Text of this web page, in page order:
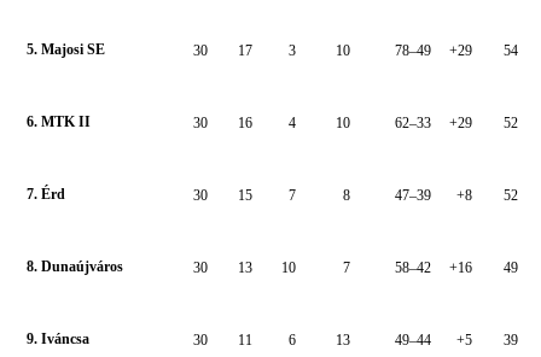
5. Majosi SE 30 17 3 10 78–49 +29 54
6. MTK II 30 16 4 10 62–33 +29 52
7. Érd 30 15 7 8 47–39 +8 52
8. Dunaújváros 30 13 10 7 58–42 +16 49
9. Iváncsa 30 11 6 13 49–44 +5 39